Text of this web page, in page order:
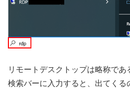
リモートデスクトップは略称で
検索バーに入力すると、出てくる